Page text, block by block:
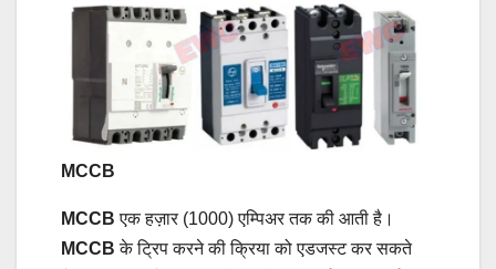
MCCB
MCCB एक हज़ार (1000) एम्पिअर तक की आती है।
MCCB के ट्रिप करने की क्रिया को एडजस्ट कर सकते